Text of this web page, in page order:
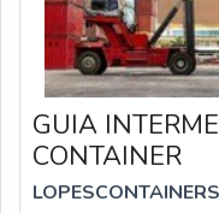
GUIA
CONTAINER
LOPESCONTAINERS